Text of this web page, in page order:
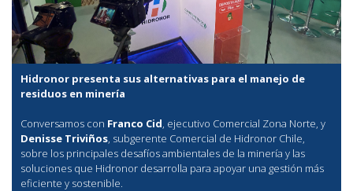
Hidronor presenta sus alternativas para el manejo de
residuos en minería
Conversamos con Franco Cid, ejecutivo Comercial Zona Norte, y
Denisse Triviños, subgerente Comercial de Hidronor Chile,
sobre los principales desafíos ambientales de la minería y las
soluciones que Hidronor desarrolla para apoyar una gestión más
eficiente y sostenible.